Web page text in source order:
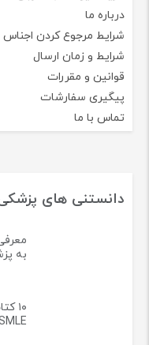
درباره ما
شرایط مرجوع کردن اجناس
شرایط و زمان ارسال
قوانین و مقررات
پیگیری سفارشات
تماس با ما
دانستنی های
به
۱۰